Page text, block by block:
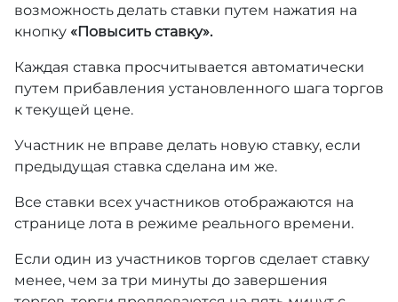
возможность делать ставки путем нажатия на
кнопку «Повысить ставку».
Каждая ставка просчитывается автоматически
путем прибавления установленного шага торгов
к текущей цене.
Участник не вправе делать новую ставку, если
предыдущая ставка сделана им же.
Все ставки всех участников отображаются на
странице лота в режиме реального времени.
Если один из участников торгов сделает ставку
менее, чем за три минуты до завершения